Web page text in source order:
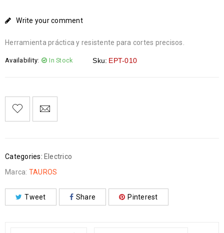
Write your comment
Herramienta práctica y resistente para cortes precisos.
Availability: In Stock Sku: EPT-010
Categories: Electrico
Marca: TAUROS
Tweet Share Pinterest